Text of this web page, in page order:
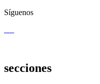
Síguenos
secciones